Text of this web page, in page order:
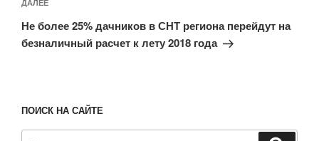
Следующая
запись
ДАЛЕЕ
Не более 25% дачников в СНТ региона перейдут на
безналичный расчет к лету 2018 года
ПОИСК НА САЙТЕ